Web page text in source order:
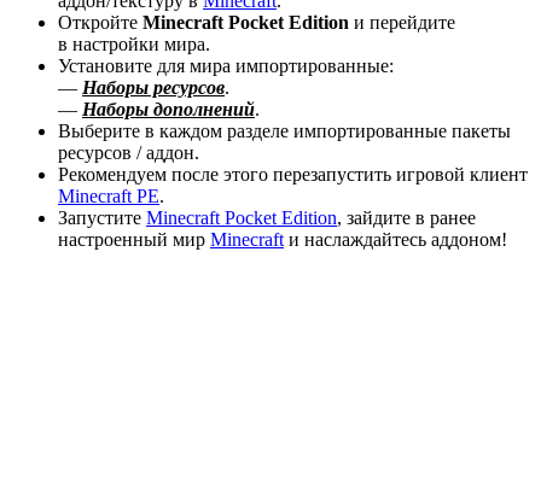
Откройте Minecraft Pocket Edition и перейдите
в настройки мира.
Установите для мира импортированные:
— Наборы ресурсов.
— Наборы дополнений.
Выберите в каждом разделе импортированные пакеты
ресурсов / аддон.
Рекомендуем после этого перезапустить игровой клиент
Minecraft PE.
Запустите Minecraft Pocket Edition, зайдите в ранее
настроенный мир Minecraft и наслаждайтесь аддоном!